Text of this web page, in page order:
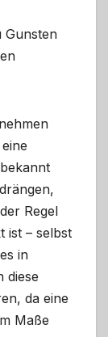
Gunsten
Regel
ist – selbst
in
diese
da eine
Maße